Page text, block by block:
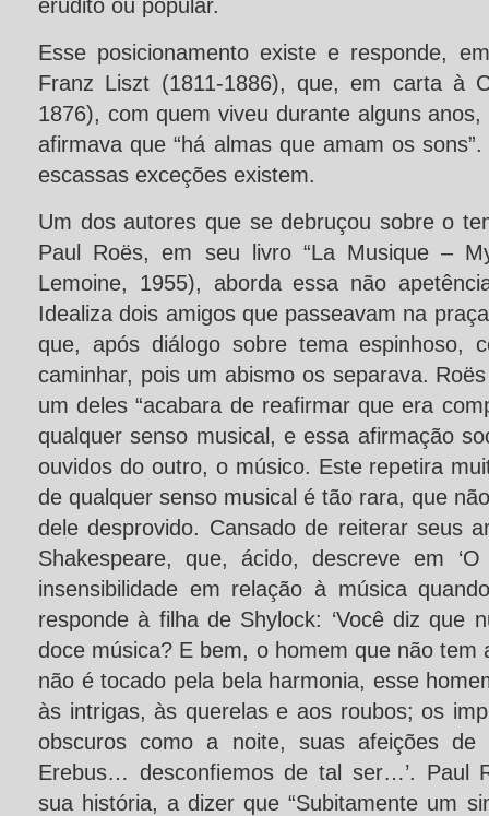
erudito ou popular.
Esse posicionamento existe e responde,
Franz Liszt (1811-1886), que, em carta à
1876), com quem viveu durante alguns
afirmava que “há almas que amam os
escassas exceções existem.
Um dos autores que se debruçou sobre o
Paul Roës, em seu livro “La Musique –
Lemoine, 1955), aborda essa não
Idealiza dois amigos que passeavam na
que, após diálogo sobre tema espinhoso,
caminhar, pois um abismo os separava.
um deles “acabara de reafirmar que era
qualquer senso musical, e essa afirmação
ouvidos do outro, o músico. Este repetira
de qualquer senso musical é tão rara, que
dele desprovido. Cansado de reiterar seus
Shakespeare, que, ácido, descreve em
insensibilidade em relação à música
responde à filha de Shylock: ‘Você diz que
doce música? E bem, o homem que não tem
não é tocado pela bela harmonia, esse
às intrigas, às querelas e aos roubos; os
obscuros como a noite, suas afeições de
Erebus… desconfiemos de tal ser…’. Paul
sua história, a dizer que “Subitamente um